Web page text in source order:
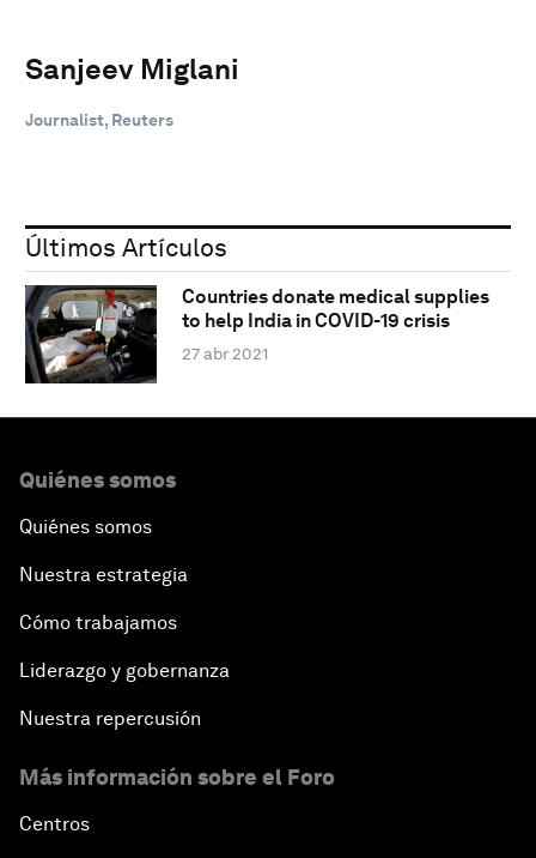
Sanjeev Miglani
Journalist, Reuters
Últimos Artículos
Countries donate medical supplies
to help India in COVID-19 crisis
27 abr 2021
Quiénes somos
Quiénes somos
Nuestra estrategia
Cómo trabajamos
Liderazgo y gobernanza
Nuestra repercusión
Más información sobre el Foro
Centros